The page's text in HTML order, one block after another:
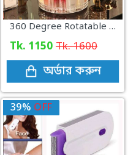
360 Degree Rotatable Diamond Cosmetics Organizer Storage Makeup Box
Tk. 1150 Tk. 1600
অর্ডার করুন
39% OFF